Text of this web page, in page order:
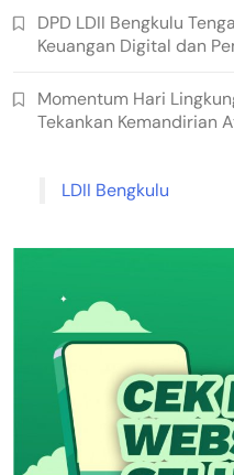
DPD LDII Bengkulu
Keuangan Digital dan
Momentum Hari
Tekankan Kemandirian
LDII Bengkulu